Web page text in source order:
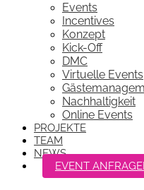
Events
Incentives
Konzept
Kick-Off
DMC
Virtuelle Events
Nachhaltigkeit
Online Events
PROJEKTE
TEAM
NEWS
EVENT